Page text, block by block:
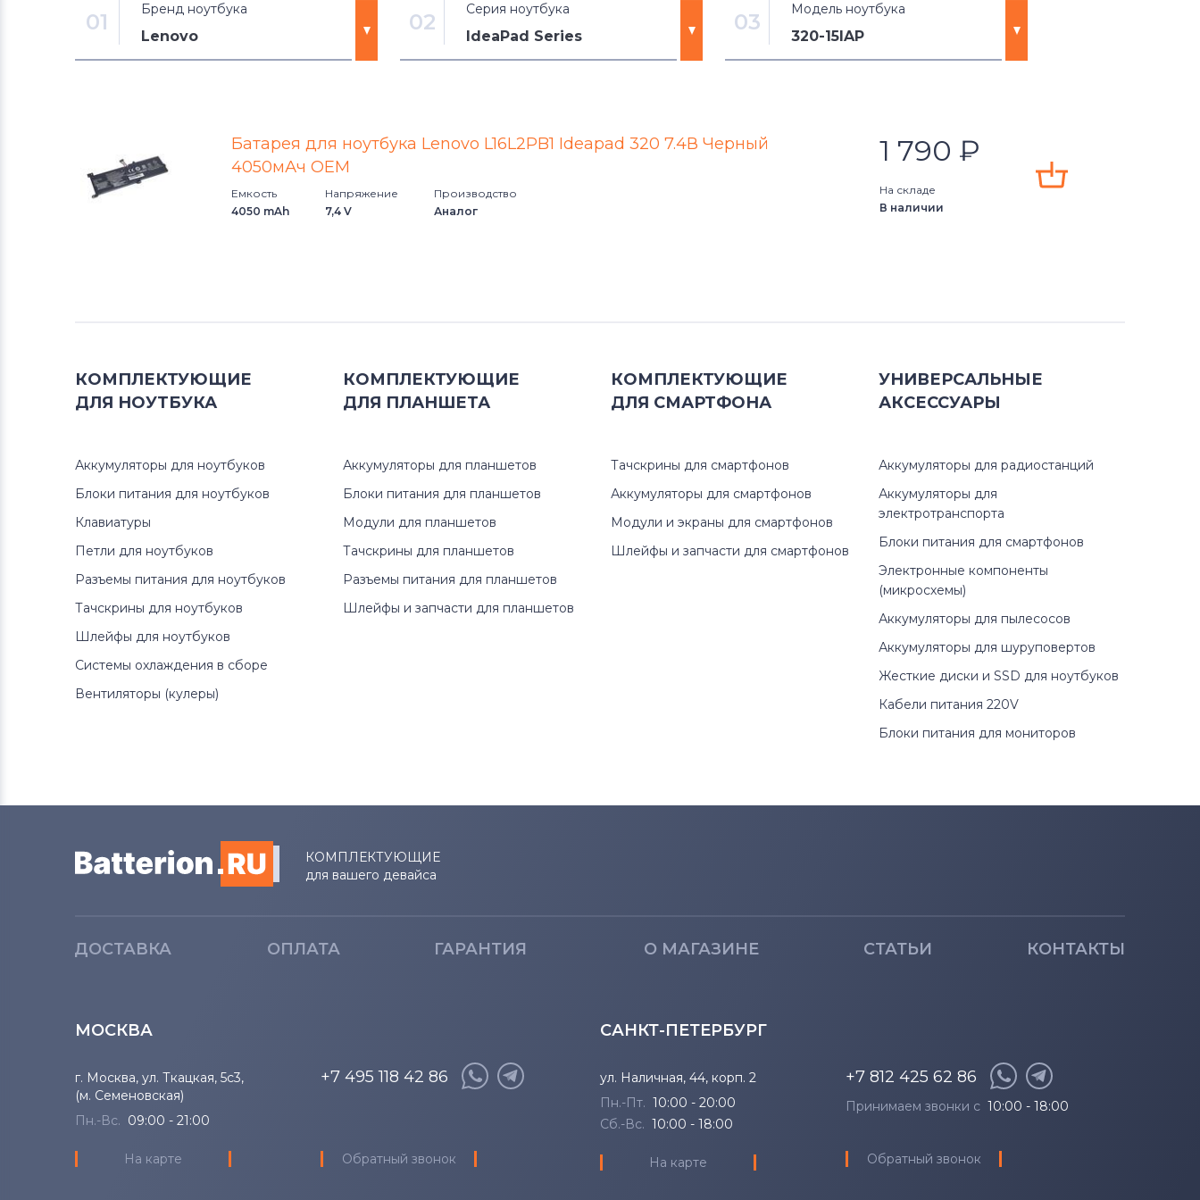
01 Бренд ноутбука
Lenovo
Аккумуляторы для ноутбуков
Xiaomi
Аккумуляторы для ноутбуков
Аккумуляторы для ноутбуков
Аккумуляторы для ноутбуков
Packard Bell
Аккумуляторы для радиостанций
Аккумуляторы для ноутбуков
Аккумуляторы для ноутбуков
Аккумуляторы для ноутбуков
Gateway
Medion
Аккумуляторы для ноутбуков
MSI
Аккумуляторы для ноутбуков
02 Серия ноутбука
IdeaPad Series
G Series
IdeaPad 110 Series
IdeaPad 530S Series
IdeaPad M Series
IdeaPad U Series
IdeaPad Y Series
03 Модель ноутбука
320-15IAP
3 Chrome-14
3-15ARE05
3-17ARE05
3-17IIL
320-14IAP
320S-13IKB (81AK)
320S-13IKB (81AK0036GE)
320S-13IKB (81AK0037GE)
320S-13IKB (81AK0038GE)
Батарея для ноутбука Lenovo L16L2PB1 Ideapad 320 7.4В Черный
4050мАч OEM
Емкость
4050 mAh
Напряжение
7,4 V
Производство
Аналог
1 790 ₽
На складе
В наличии
КОМПЛЕКТУЮЩИЕ
ДЛЯ НОУТБУКА
Аккумуляторы для ноутбуков
Блоки питания для ноутбуков
Клавиатуры
Петли для ноутбуков
Разъемы питания для ноутбуков
Тачскрины для ноутбуков
Шлейфы для ноутбуков
Системы охлаждения в сборе
Вентиляторы (кулеры)
КОМПЛЕКТУЮЩИЕ
ДЛЯ ПЛАНШЕТА
Аккумуляторы для планшетов
Блоки питания для планшетов
Модули для планшетов
Тачскрины для планшетов
Разъемы питания для планшетов
Шлейфы и запчасти для планшетов
КОМПЛЕКТУЮЩИЕ
ДЛЯ СМАРТФОНА
Тачскрины для смартфонов
Аккумуляторы для смартфонов
Модули и экраны для смартфонов
Шлейфы и запчасти для смартфонов
УНИВЕРСАЛЬНЫЕ
АКСЕССУАРЫ
Аккумуляторы для радиостанций
Аккумуляторы для
электротранспорта
Блоки питания для смартфонов
Электронные компоненты
(микросхемы)
Аккумуляторы для пылесосов
Аккумуляторы для шуруповертов
Жесткие диски и SSD для ноутбуков
Кабели питания 220V
Блоки питания для мониторов
КОМПЛЕКТУЮЩИЕ
для вашего девайса
ДОСТАВКА ОПЛАТА ГАРАНТИЯ О МАГАЗИНЕ СТАТЬИ КОНТАКТЫ
МОСКВА
г. Москва, ул. Ткацкая, 5с3,
(м. Семеновская)
Пн.-Вс. 09:00 - 21:00
На карте
+7 495 118 42 86
Обратный звонок
САНКТ-ПЕТЕРБУРГ
ул. Наличная, 44, корп. 2
Пн.-Пт. 10:00 - 20:00
Сб.-Вс. 10:00 - 18:00
На карте
+7 812 425 62 86
Принимаем звонки с 10:00 - 18:00
Обратный звонок